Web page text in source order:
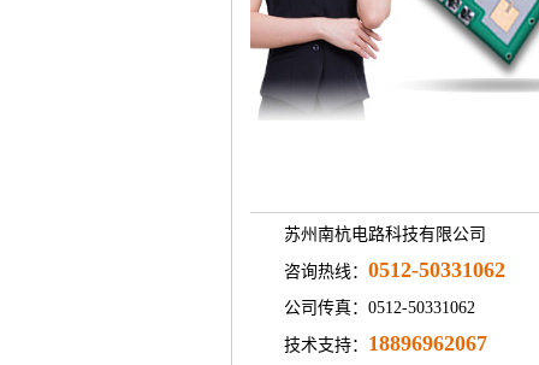
苏州南杭电路科技有限公司
咨询热线： 0512-50331062
公司传真：0512-50331062
技术支持： 18896962067